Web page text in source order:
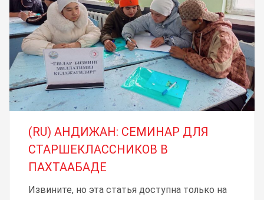
(RU) АНДИЖАН: СЕМИНАР ДЛЯ
СТАРШЕКЛАССНИКОВ В
ПАХТААБАДЕ
Извините, но эта статья доступна только на